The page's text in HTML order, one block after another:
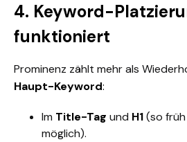
4. Keyword-
funktioniert
Prominenz zählt mehr als
Haupt-Keyword:
Im Title-Tag und H1(so
möglich).